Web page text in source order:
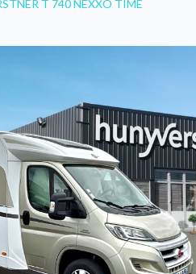
T 740 NEXXO TIME